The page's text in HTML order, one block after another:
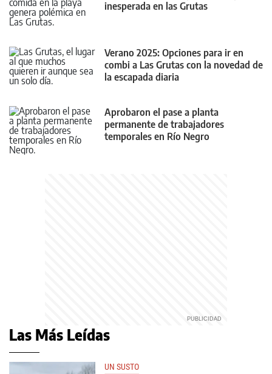
inesperada en las Grutas
Verano 2025: Opciones para ir en
combi a Las Grutas con la novedad de
la escapada diaria
Aprobaron el pase a planta
permanente de trabajadores
temporales en Río Negro
Las Más Leídas
UN SUSTO